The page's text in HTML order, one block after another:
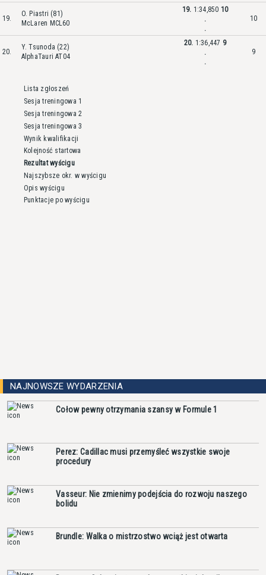
19.
O. Piastri (81)
McLaren MCL60
19. 1:34,850 10
.
.
10
20.
Y. Tsunoda (22)
AlphaTauri AT04
20. 1:36,447 9
.
.
9
Lista zgłoszeń
Sesja treningowa 1
Sesja treningowa 2
Sesja treningowa 3
Wynik kwalifikacji
Kolejność startowa
Rezultat wyścigu
Najszybsze okr. w wyścigu
Opis wyścigu
Punktacje po wyścigu
NAJNOWSZE WYDARZENIA
Cołow pewny otrzymania szansy w Formule 1
Perez: Cadillac musi przemyśleć wszystkie swoje
procedury
Vasseur: Nie zmienimy podejścia do rozwoju naszego
bolidu
Brundle: Walka o mistrzostwo wciąż jest otwarta